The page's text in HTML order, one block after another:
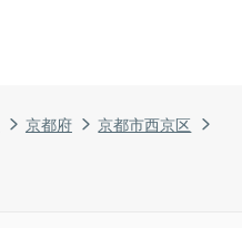
京都府
京都市西京区